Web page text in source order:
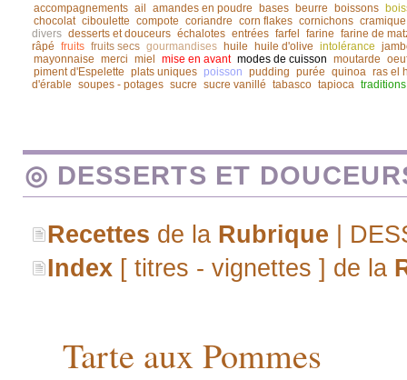
accompagnements ail amandes en poudre bases beurre boissons
chocolat ciboulette compote coriandre corn flakes cornichons cramique
divers desserts et douceurs échalotes entrées farfel farine farine de
râpé fruits fruits secs gourmandises huile huile d'olive intolérance
mayonnaise merci miel mise en avant modes de cuisson moutarde
piment d'Espelette plats uniques poisson pudding purée quinoa ras el
d'érable soupes - potages sucre sucre vanillé tabasco tapioca traditions
◎ DESSERTS ET
Recettes de la Rubrique |
Index [ titres - vignettes ] de la
Tarte aux Pommes